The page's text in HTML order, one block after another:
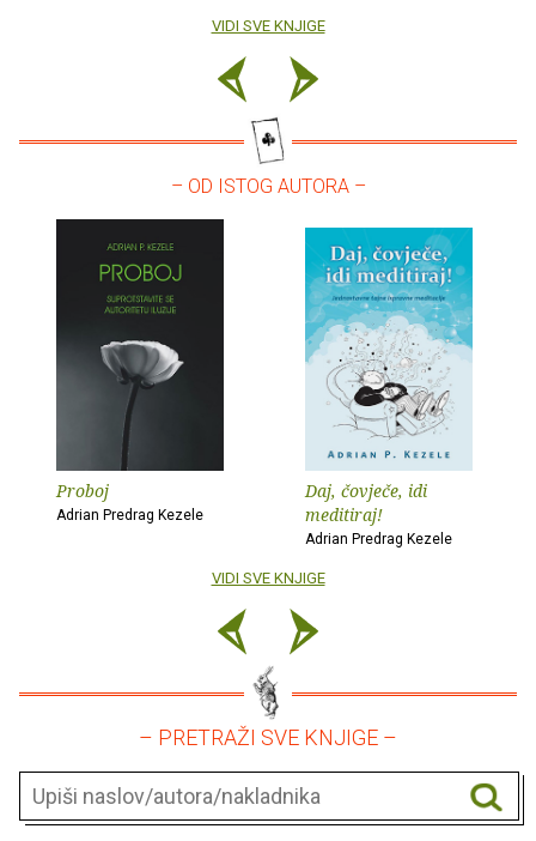
VIDI SVE KNJIGE
– OD ISTOG AUTORA –
Proboj
Adrian Predrag Kezele
Daj, čovječe, idi
meditiraj!
Adrian Predrag Kezele
VIDI SVE KNJIGE
– PRETRAŽI SVE KNJIGE –